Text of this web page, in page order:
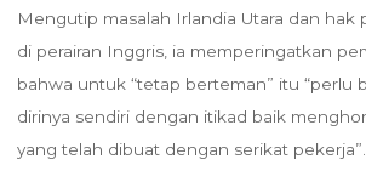
Mengutip masalah Irlandia Utara dan hak
di perairan Inggris, ia memperingatkan
bahwa untuk “tetap berteman” itu “perlu
dirinya sendiri dengan itikad baik
yang telah dibuat dengan serikat pekerja”.